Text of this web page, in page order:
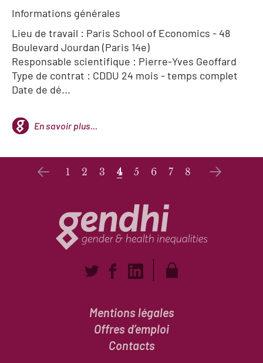
Informations générales
Lieu de travail : Paris School of Economics - 48
Boulevard Jourdan (Paris 14e)
Responsable scientifique : Pierre-Yves Geoffard
Type de contrat : CDDU 24 mois - temps complet
Date de dé...
En savoir plus...
1 2 3 4 5 6 7 8
Mentions légales
Offres d’emploi
Contacts